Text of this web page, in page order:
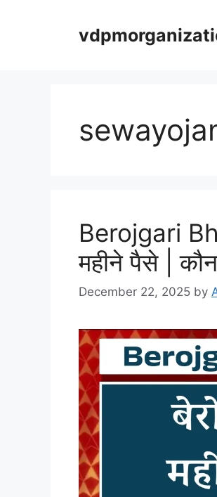
Berojgari
महीने पैसे |
December 22, 2025 by